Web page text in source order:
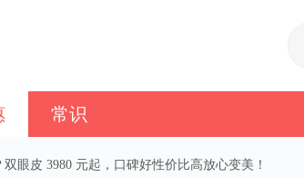
常识
眼皮 3980 元起，口碑好性价比高放心变美！